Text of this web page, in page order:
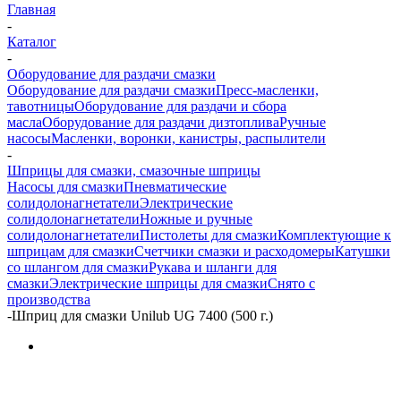
Главная
-
Каталог
-
Оборудование для раздачи смазки
Оборудование для раздачи смазкиПресс-масленки,
тавотницыОборудование для раздачи и сбора
маслаОборудование для раздачи дизтопливаРучные
насосыМасленки, воронки, канистры, распылители
-
Шприцы для смазки, смазочные шприцы
Насосы для смазкиПневматические
солидолонагнетателиЭлектрические
солидолонагнетателиНожные и ручные
солидолонагнетателиПистолеты для смазкиКомплектующие к
шприцам для смазкиСчетчики смазки и расходомерыКатушки
со шлангом для смазкиРукава и шланги для
смазкиЭлектрические шприцы для смазкиСнято с
производства
-Шприц для смазки Unilub UG 7400 (500 г.)